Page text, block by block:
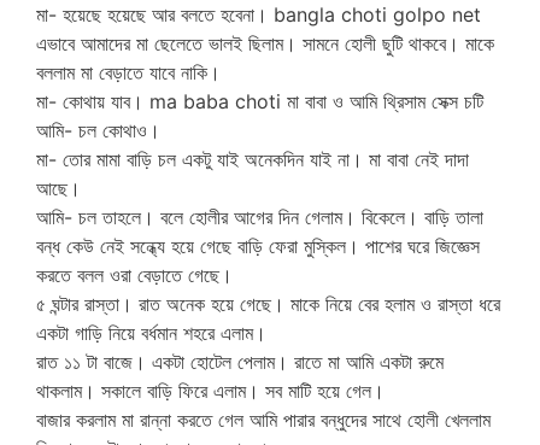
মা- হয়েছে হয়েছে আর বলতে হবেনা। bangla choti golpo net
এভাবে আমাদের মা ছেলেতে ভালই ছিলাম। সামনে হোলী ছুটি থাকবে। মাকে
বললাম মা বেড়াতে যাবে নাকি।
মা- কোথায় যাব। ma baba choti মা বাবা ও আমি থ্রিসাম সেক্স চটি
আমি- চল কোথাও।
মা- তোর মামা বাড়ি চল একটু যাই অনেকদিন যাই না। মা বাবা নেই দাদা
আছে।
আমি- চল তাহলে। বলে হোলীর আগের দিন গেলাম। বিকেলে। বাড়ি তালা
বন্ধ কেউ নেই সন্ধ্যে হয়ে গেছে বাড়ি ফেরা মুস্কিল। পাশের ঘরে জিজ্ঞেস
করতে বলল ওরা বেড়াতে গেছে।
৫ ঘন্টার রাস্তা। রাত অনেক হয়ে গেছে। মাকে নিয়ে বের হলাম ও রাস্তা ধরে
একটা গাড়ি নিয়ে বর্ধমান শহরে এলাম।
রাত ১১ টা বাজে। একটা হোটেল পেলাম। রাতে মা আমি একটা রুমে
থাকলাম। সকালে বাড়ি ফিরে এলাম। সব মাটি হয়ে গেল।
বাজার করলাম মা রান্না করতে গেল আমি পারার বন্ধুদের সাথে হোলী খেললাম